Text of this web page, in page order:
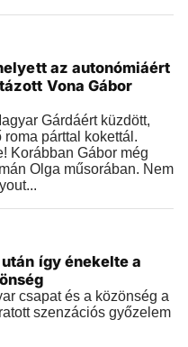
az autonómiáért
Vona Gábor
Gárdáért küzdött,
párttal kokettál.
Korábban Gábor még
Olga műsorában. Nem
így énekelte a
csapat és a közönség a
szenzációs győzelem